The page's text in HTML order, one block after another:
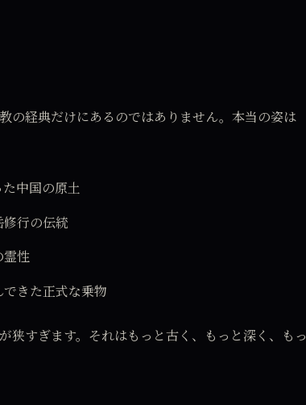
の経典だけにあるのではありません。本当の姿は
中国の原土
行の伝統
性
きた正式な乗物
狭すぎます。それはもっと古く、もっと深く、もっ